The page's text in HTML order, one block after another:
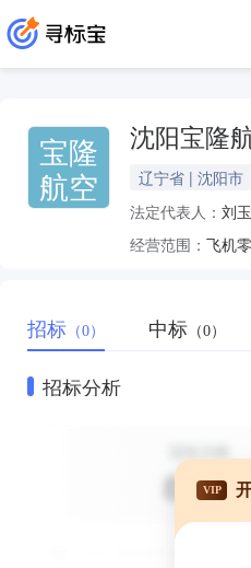
宝隆
航空
沈阳宝隆
辽宁省 | 沈阳市
法定代表人： 刘
经营范围：
招标 （0） 中标 （0）
招标分析
VIP